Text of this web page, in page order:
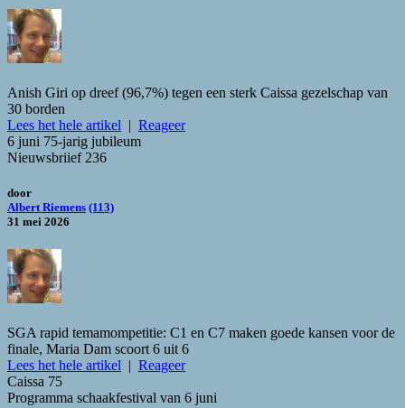
Anish Giri op dreef (96,7%) tegen een sterk Caissa gezelschap van
30 borden
Lees het hele artikel | Reageer
6 juni 75-jarig jubileum
Nieuwsbriief 236
door
Albert Riemens (113)
31 mei 2026
SGA rapid temamompetitie: C1 en C7 maken goede kansen voor de
finale, Maria Dam scoort 6 uit 6
Lees het hele artikel | Reageer
Caissa 75
Programma schaakfestival van 6 juni